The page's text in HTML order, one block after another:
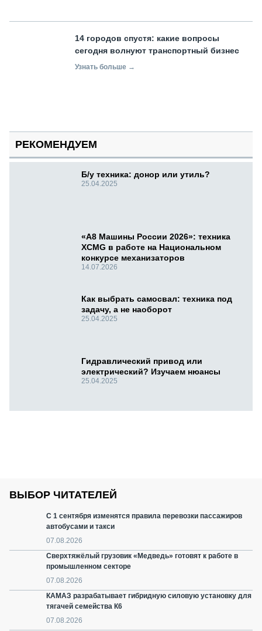
14 городов спустя: какие вопросы
сегодня волнуют транспортный бизнес
Узнать больше →
РЕКОМЕНДУЕМ
Б/у техника: донор или утиль?
25.04.2025
«А8 Машины России 2026»: техника
XCMG в работе на Национальном
конкурсе механизаторов
14.07.2026
Как выбрать самосвал: техника под
задачу, а не наоборот
25.04.2025
Гидравлический привод или
электрический? Изучаем нюансы
25.04.2025
ВЫБОР ЧИТАТЕЛЕЙ
С 1 сентября изменятся правила перевозки пассажиров
автобусами и такси
07.08.2026
Сверхтяжёлый грузовик «Медведь» готовят к работе в
промышленном секторе
07.08.2026
КАМАЗ разрабатывает гибридную силовую установку для
тягачей семейства К6
07.08.2026